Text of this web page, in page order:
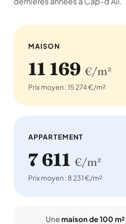
MAISON
11 169 €/m²
Prix moyen : 15 274 €/m²
APPARTEMENT
7 611 €/m²
Prix moyen : 8 231 €/m²
Une maison de 100 m²